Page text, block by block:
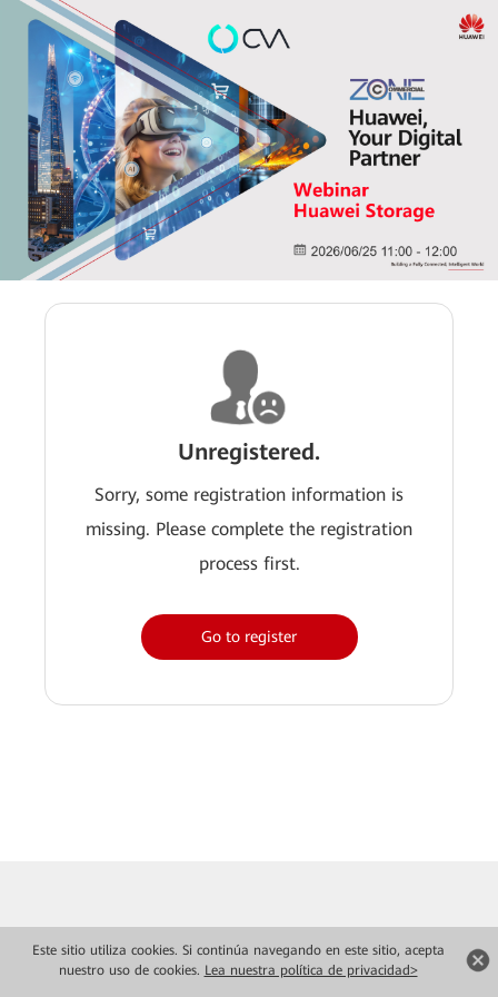
Este sitio utiliza cookies. Si continúa navegando en este sitio, acepta
nuestro uso de cookies. Lea nuestra política de privacidad>
Unregistered.
Sorry, some registration information is
missing. Please complete the registration
process first.
Go to register